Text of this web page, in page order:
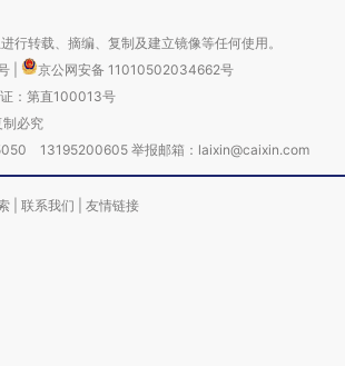
行转载、摘编、复制及建立镜像等任何使用。
京公网安备 11010502034662号
：第直100013号
必究
13195200605 举报邮箱：laixin@caixin.com
联系我们 友情链接